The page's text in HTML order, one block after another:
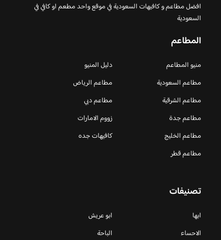
افضل مطاعم و كافيهات السعودية في موقع واحد مطعم او كافي في
السعودية
المطاعم
منيو المطاعم
دليل المنيو
مطاعم السعودية
مطاعم الرياض
مطاعم الشرقية
مطاعم دبي
مطاعم جدة
زووم الامارات
مطاعم الخليج
كافيهات جده
مطاعم قطر
تصنيفات
ابها
ابو عريش
الاحساء
الباحة